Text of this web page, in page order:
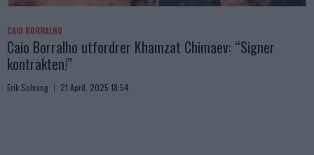
CAIO BORRALHO
Caio Borralho utfordrer Khamzat Chimaev: “Signer
kontrakten!”
Erik Solvang 21 April, 2025 18:54